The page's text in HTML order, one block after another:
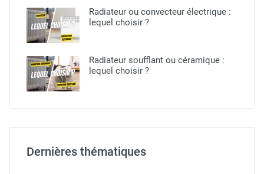
Radiateur ou convecteur électrique :
lequel choisir ?​
Radiateur soufflant ou céramique​ :
lequel choisir ?
Dernières thématiques